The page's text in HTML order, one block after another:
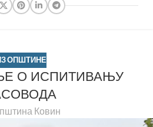
ОПШТИНЕ
О ИСПИТИВАЊУ
Ковин